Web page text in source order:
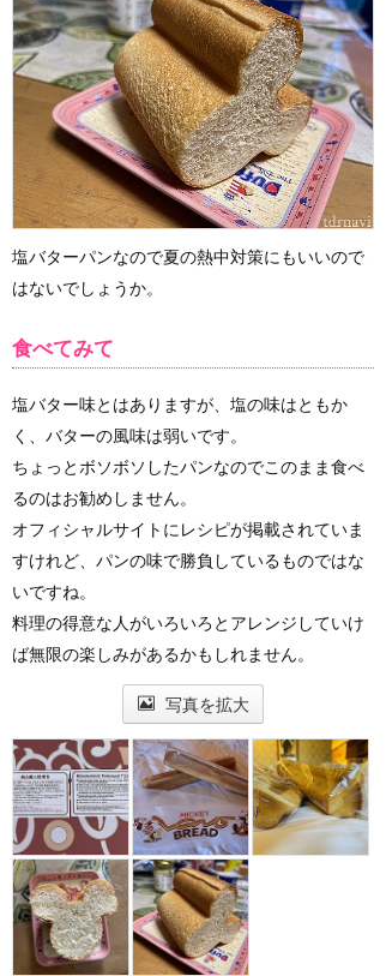
塩バターパンなので夏の熱中対策にもいいので
はないでしょうか。
食べてみて
塩バター味とはありますが、塩の味はともか
く、バターの風味は弱いです。
ちょっとボソボソしたパンなのでこのまま食べ
るのはお勧めしません。
オフィシャルサイトにレシピが掲載されていま
すけれど、パンの味で勝負しているものではな
いですね。
料理の得意な人がいろいろとアレンジしていけ
ば無限の楽しみがあるかもしれません。
写真を拡大